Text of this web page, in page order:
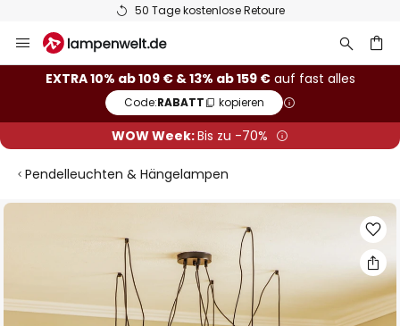
50 Tage kostenlose Retoure
Inhalt
springen
EXTRA 10% ab 109 € & 13% ab 159 €auf fast alles
Code:RABATT kopieren
WOW Week:Bis zu -70%
Pendelleuchten & Hängelampen
Zum
springen